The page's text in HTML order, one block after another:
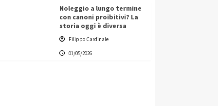
Noleggio a lungo termine
con canoni proibitivi? La
storia oggi è diversa
Filippo Cardinale
01/05/2026